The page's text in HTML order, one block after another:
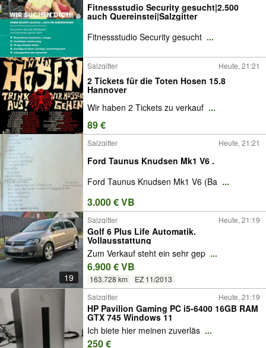
Fitnessstudio Security gesucht|2.500
auch Quereinstei|Salzgitter
Fitnessstudio Security gesucht ...
Salzgitter Heute, 21:21
2 Tickets für die Toten Hosen 15.8
Hannover
Wir haben 2 Tickets zu verkauf ...
89 €
Salzgitter Heute, 21:21
Ford Taunus Knudsen Mk1 V6 .
Ford Taunus Knudsen Mk1 V6 (Ba ...
3.000 € VB
19
Salzgitter Heute, 21:19
Golf 6 Plus Life Automatik.
Vollausstattung
Zum Verkauf steht ein sehr gep ...
6.900 € VB
163.728 km EZ 11/2013
Salzgitter Heute, 21:19
HP Pavilion Gaming PC i5-6400 16GB RAM
GTX 745 Windows 11
Ich biete hier meinen zuverläs ...
250 €